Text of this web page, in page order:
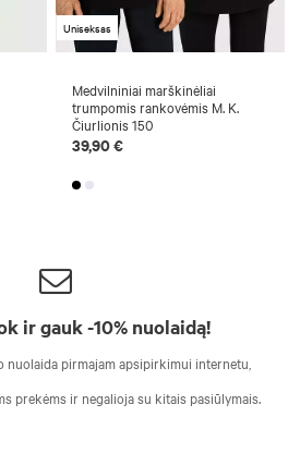
Uniseksas
Medvilniniai marškinėliai
trumpomis rankovėmis M. K.
Čiurlionis 150
39,90 €
ir gauk -10% nuolaidą!
pirmajam apsipirkimui internetu,
prekėms ir negalioja su kitais pasiūlymais.